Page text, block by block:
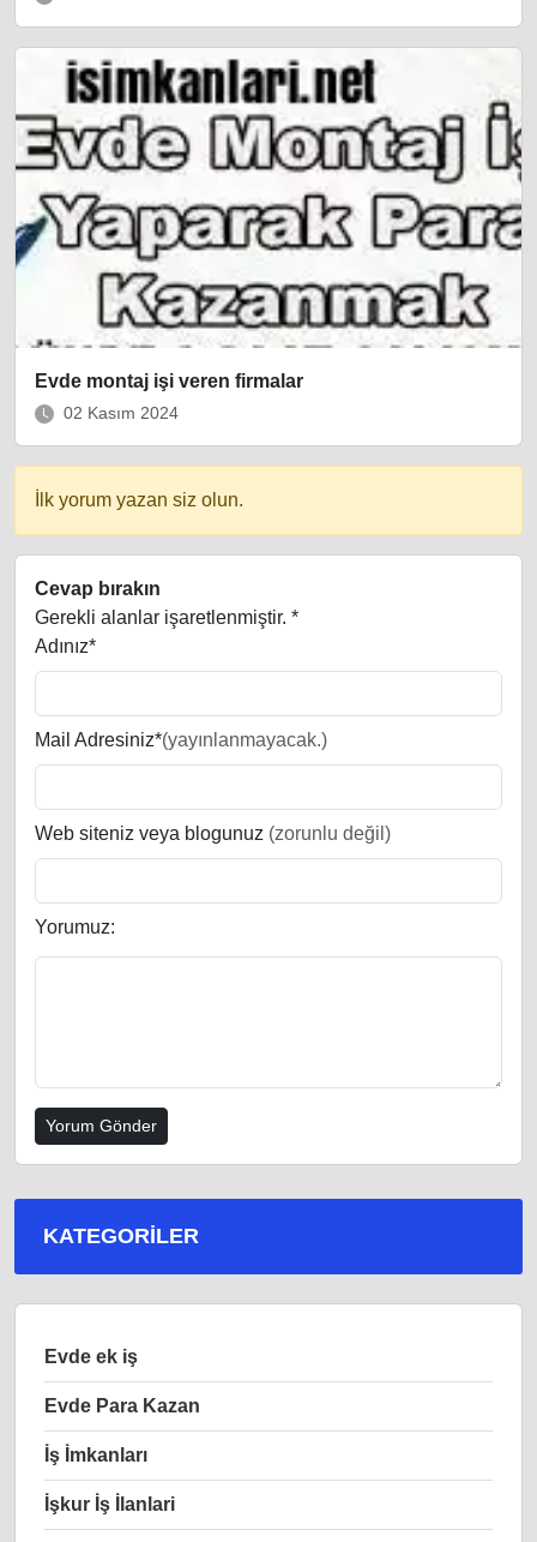
Evde montaj işi veren firmalar
02 Kasım 2024
İlk yorum yazan siz olun.
Cevap bırakın
Gerekli alanlar işaretlenmiştir. *
Adınız*
Mail Adresiniz*(yayınlanmayacak.)
Web siteniz veya blogunuz (zorunlu değil)
Yorumuz:
KATEGORILER
Evde ek iş
Evde Para Kazan
İş İmkanları
İşkur İş İlanlari